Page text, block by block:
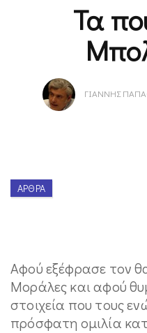
Τα
ΓΙΆΝΝΗΣ
ΆΡΘΡΑ
Αφού εξέφρασε τον
Μοράλες και αφού
στοιχεία που τους
πρόσφατη ομιλία